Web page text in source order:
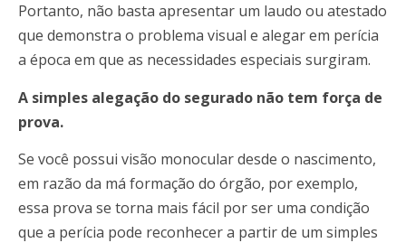
Portanto, não basta apresentar um laudo ou atestado
que demonstra o problema visual e alegar em perícia
a época em que as necessidades especiais surgiram.
A simples alegação do segurado não tem força de
prova.
Se você possui visão monocular desde o nascimento,
em razão da má formação do órgão, por exemplo,
essa prova se torna mais fácil por ser uma condição
que a perícia pode reconhecer a partir de um simples